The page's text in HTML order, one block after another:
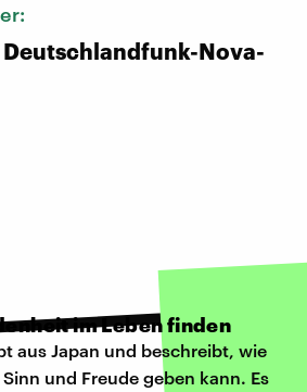
Deutschlandfunk-Nova-
im Leben finden
aus Japan und beschreibt, wie
und Freude geben kann. Es